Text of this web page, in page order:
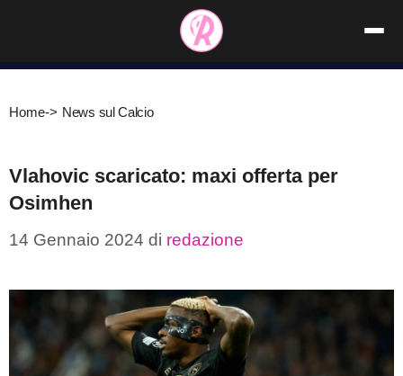
contenuto
Home-> News sul Calcio
Vlahovic scaricato: maxi offerta per
Osimhen
14 Gennaio 2024 di redazione